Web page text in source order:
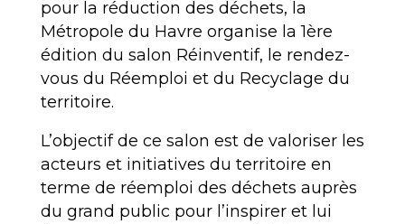
pour la réduction des déchets, la
Métropole du Havre organise la 1ère
édition du salon Réinventif, le rendez-
vous du Réemploi et du Recyclage du
territoire.
L’objectif de ce salon est de valoriser les
acteurs et initiatives du territoire en
terme de réemploi des déchets auprès
du grand public pour l’inspirer et lui